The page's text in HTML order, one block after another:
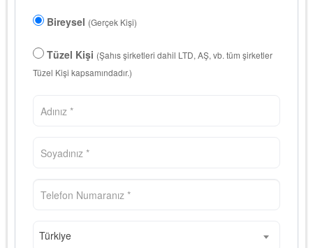
Bireysel (Gerçek Kişi)
Tüzel Kişi (Şahıs şirketleri dahil LTD, AŞ, vb. tüm şirketler
Tüzel Kişi kapsamındadır.)
Türkiye